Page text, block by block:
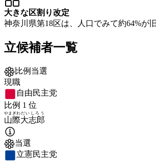
大きな区割り改定
神奈川県第18区は、人口でみて約64%が
立候補者一覧
比例当選
現職
自由民主党
比例 1 位
山際
やまぎわ
大志郎
だいしろう
当選
立憲民主党